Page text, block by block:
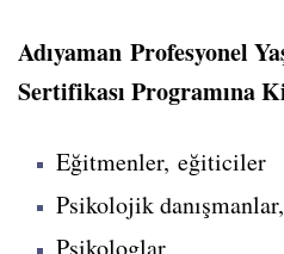
Adıyaman Profesyonel
Sertifikası Programına
Eğitmenler, eğiticiler
Psikolojik danışmanlar,
Psikologlar,